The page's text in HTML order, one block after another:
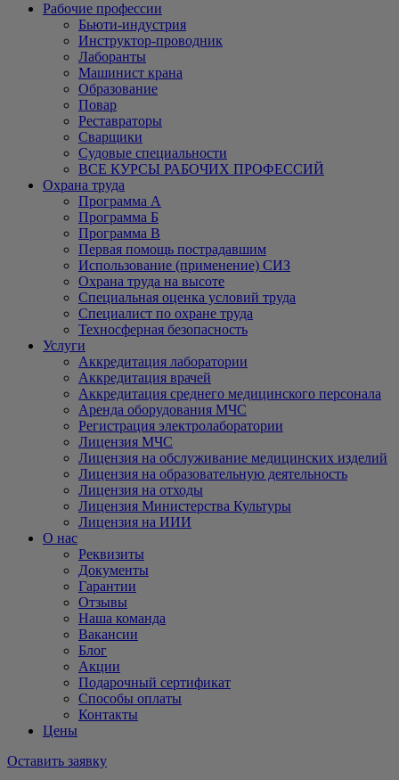
Рабочие профессии
Бьюти-индустрия
Инструктор-проводник
Лаборанты
Машинист крана
Образование
Повар
Реставраторы
Сварщики
Судовые специальности
ВСЕ КУРСЫ РАБОЧИХ ПРОФЕССИЙ
Охрана труда
Программа А
Программа Б
Программа В
Первая помощь пострадавшим
Использование (применение) СИЗ
Охрана труда на высоте
Специальная оценка условий труда
Специалист по охране труда
Техносферная безопасность
Услуги
Аккредитация лаборатории
Аккредитация врачей
Аккредитация среднего медицинского персонала
Аренда оборудования МЧС
Регистрация электролаборатории
Лицензия МЧС
Лицензия на обслуживание медицинских изделий
Лицензия на образовательную деятельность
Лицензия на отходы
Лицензия Министерства Культуры
Лицензия на ИИИ
О нас
Реквизиты
Документы
Гарантии
Отзывы
Наша команда
Вакансии
Блог
Акции
Подарочный сертификат
Способы оплаты
Контакты
Цены
Оставить заявку